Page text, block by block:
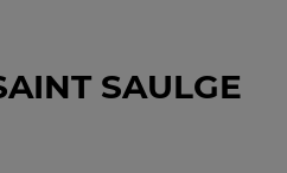
SAULGE